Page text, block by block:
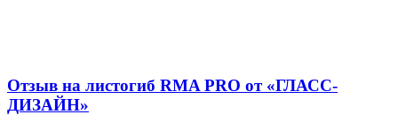
Отзыв на листогиб RMA PRO от «ГЛАСС-
ДИЗАЙН»